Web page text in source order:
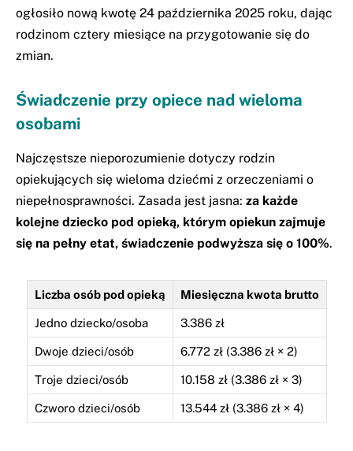
ogłosiło nową kwotę 24 października 2025 roku, dając
rodzinom cztery miesiące na przygotowanie się do
zmian.
Świadczenie przy opiece nad wieloma
osobami
Najczęstsze nieporozumienie dotyczy rodzin
opiekujących się wieloma dziećmi z orzeczeniami o
niepełnosprawności. Zasada jest jasna: za każde
kolejne dziecko pod opieką, którym opiekun zajmuje
się na pełny etat, świadczenie podwyższa się o 100%.
Liczba osób pod opieką Miesięczna kwota brutto
Jedno dziecko/osoba 3.386 zł
Dwoje dzieci/osób 6.772 zł (3.386 zł × 2)
Troje dzieci/osób 10.158 zł (3.386 zł × 3)
Czworo dzieci/osób 13.544 zł (3.386 zł × 4)